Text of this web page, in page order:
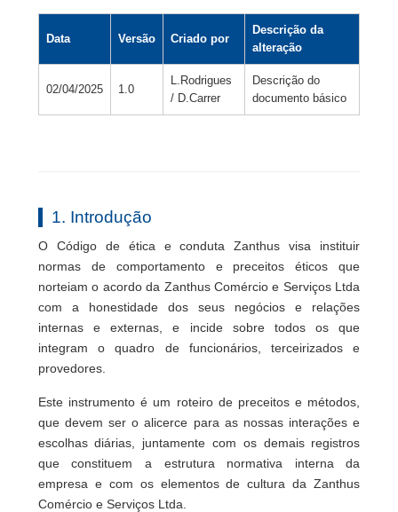
Data Versão Criado por
Descrição da
alteração
02/04/2025 1.0
L.Rodrigues
/ D.Carrer
Descrição do
documento básico
1. Introdução
O Código de ética e conduta Zanthus visa instituir
normas de comportamento e preceitos éticos que
norteiam o acordo da Zanthus Comércio e Serviços Ltda
com a honestidade dos seus negócios e relações
internas e externas, e incide sobre todos os que
integram o quadro de funcionários, terceirizados e
provedores.
Este instrumento é um roteiro de preceitos e métodos,
que devem ser o alicerce para as nossas interações e
escolhas diárias, juntamente com os demais registros
que constituem a estrutura normativa interna da
empresa e com os elementos de cultura da Zanthus
Comércio e Serviços Ltda.